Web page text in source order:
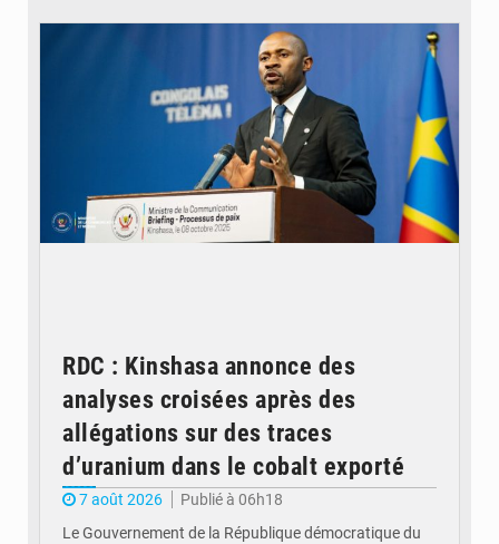
RDC : Kinshasa annonce des
analyses croisées après des
allégations sur des traces
d’uranium dans le cobalt exporté
7 août 2026
Publié à 06h18
Le Gouvernement de la République démocratique du